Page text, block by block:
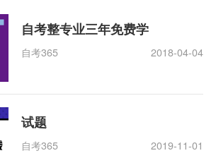
自考整专业三年免费学
自考365 2018-04-04
试题
自考365 2019-11-01